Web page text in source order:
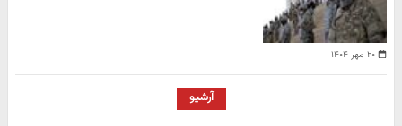
۲۰ مهر ۱۴۰۴
آرشیو